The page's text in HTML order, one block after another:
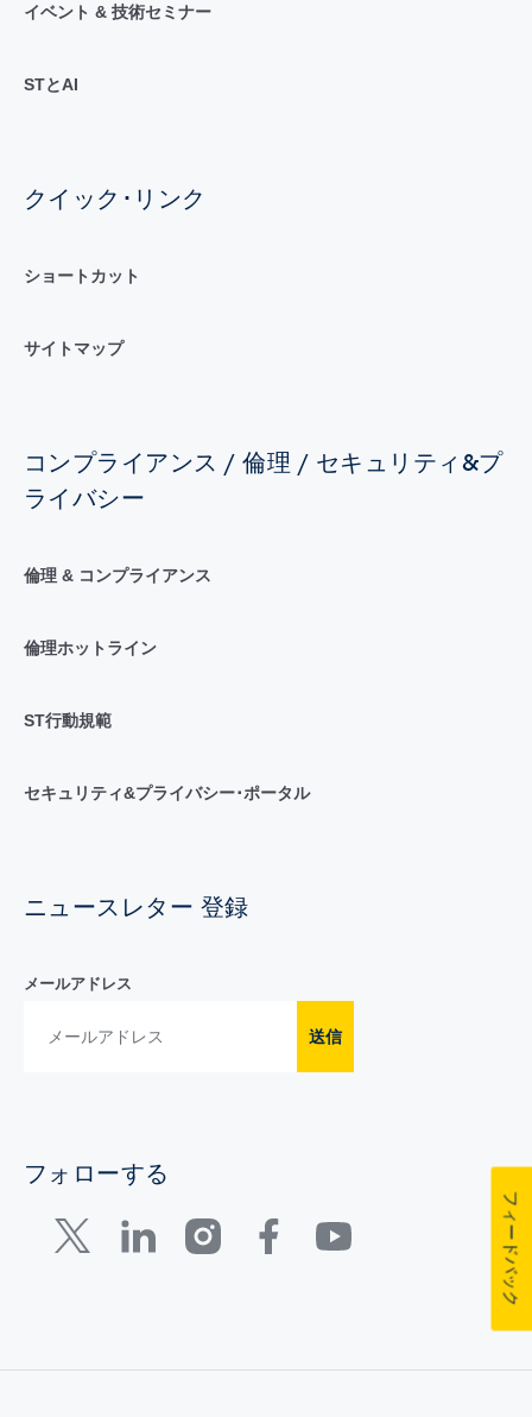
イベント & 技術セミナー
STとAI
クイック･リンク
ショートカット
サイトマップ
コンプライアンス / 倫理 / セキュリティ&プ
ライバシー
倫理 & コンプライアンス
倫理ホットライン
ST行動規範
セキュリティ&プライバシー･ポータル
ニュースレター 登録
メールアドレス
送信
フォローする
フィードバック